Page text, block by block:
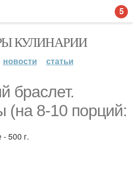
КУЛИНАРИИ
новости статьи
браслет.
(на 8-10 порций:
500 г.
5